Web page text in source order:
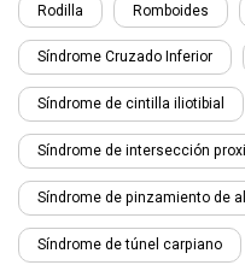
Rodilla Romboides
Síndrome Cruzado Inferior
Síndrome de cintilla iliotibial
Síndrome de intersección
Síndrome de pinzamiento de
Síndrome de túnel carpiano